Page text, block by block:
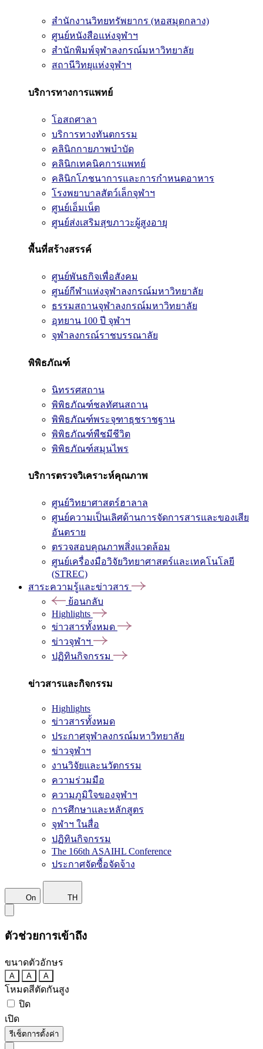
สำนักงานวิทยทรัพยากร (หอสมุดกลาง)
ศูนย์หนังสือแห่งจุฬาฯ
สำนักพิมพ์จุฬาลงกรณ์มหาวิทยาลัย
สถานีวิทยุแห่งจุฬาฯ
บริการทางการแพทย์
โอสถศาลา
บริการทางทันตกรรม
คลินิกกายภาพบำบัด
คลินิกเทคนิคการแพทย์
คลินิกโภชนาการและการกำหนดอาหาร
โรงพยาบาลสัตว์เล็กจุฬาฯ
ศูนย์เอ็มเน็ต
ศูนย์ส่งเสริมสุขภาวะผู้สูงอายุ
พื้นที่สร้างสรรค์
ศูนย์พันธกิจเพื่อสังคม
ศูนย์กีฬาแห่งจุฬาลงกรณ์มหาวิทยาลัย
ธรรมสถานจุฬาลงกรณ์มหาวิทยาลัย
อุทยาน 100 ปี จุฬาฯ
จุฬาลงกรณ์ราชบรรณาลัย
พิพิธภัณฑ์
นิทรรศสถาน
พิพิธภัณฑ์ชลทัศนสถาน
พิพิธภัณฑ์พระจุฑาธุชราชฐาน
พิพิธภัณฑ์พืชมีชีวิต
พิพิธภัณฑ์สมุนไพร
บริการตรวจวิเคราะห์คุณภาพ
ศูนย์วิทยาศาสตร์ฮาลาล
ศูนย์ความเป็นเลิศด้านการจัดการสารและของเสีย
อันตราย
ตรวจสอบคุณภาพสิ่งแวดล้อม
ศูนย์เครื่องมือวิจัยวิทยาศาสตร์และเทคโนโลยี
(STREC)
สาระความรู้และข่าวสาร
ย้อนกลับ
Highlights
ข่าวสารทั้งหมด
ข่าวจุฬาฯ
ปฏิทินกิจกรรม
ข่าวสารและกิจกรรม
Highlights
ข่าวสารทั้งหมด
ประกาศจุฬาลงกรณ์มหาวิทยาลัย
ข่าวจุฬาฯ
งานวิจัยและนวัตกรรม
ความร่วมมือ
ความภูมิใจของจุฬาฯ
การศึกษาและหลักสูตร
จุฬาฯ ในสื่อ
ปฏิทินกิจกรรม
The 166th ASAIHL Conference
ประกาศจัดซื้อจัดจ้าง
On TH
ตัวช่วยการเข้าถึง
ขนาดตัวอักษร
A A A
โหมดสีตัดกันสูง
ปิด
เปิด
รีเซ็ตการตั้งค่า